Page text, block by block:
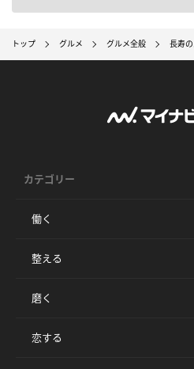
トップ グルメ グルメ全般 長寿
カテゴリー
働く
整える
磨く
恋する